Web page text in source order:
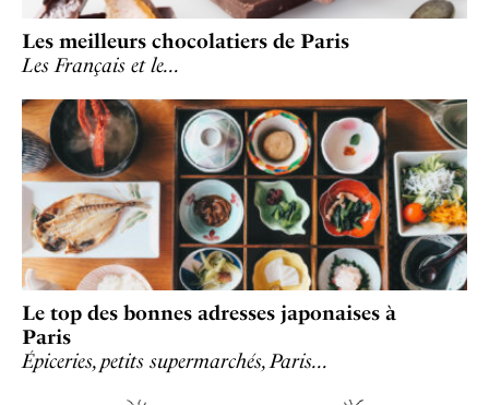
Les meilleurs chocolatiers de Paris
Les Français et le…
Le top des bonnes adresses japonaises à
Paris
Épiceries, petits supermarchés, Paris…